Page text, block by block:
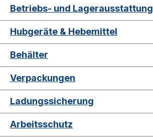
Betriebs- und Lagerausstattung
Hubgeräte & Hebemittel
Behälter
Verpackungen
Ladungssicherung
Arbeitsschutz